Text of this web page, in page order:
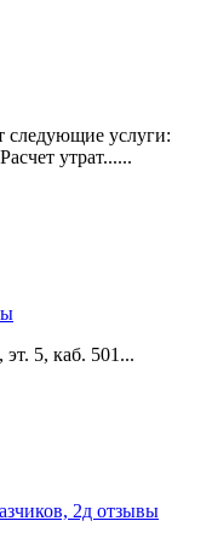
следующие услуги:
утрат......
5, каб. 501...
2д отзывы